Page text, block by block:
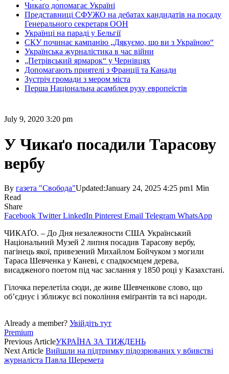
Чикаґо допомагає Україні
Представниці СФУЖО на дебатах кандидатів на посаду
Генерального секретаря ООН
Українці на параді у Бельгії
СКУ починає кампанію „Дякуємо, що ви з Україною“
Українська журналістика в час війни
„Петрівський ярмарок“ у Чернівцях
Допомагають приятелі з Франції та Канади
Зустріч громади з мером міста
Перша Національна асамблея руху европеїстів
July 9, 2020 3:20 pm
У Чикаґо посадили Тарасову
вербу
By газета "Свобода"Updated:January 24, 2025 4:25 pm1 Min
Read
Share
Facebook Twitter LinkedIn Pinterest Email Telegram WhatsApp
ЧИКАҐО. – До Дня незалежности США Український
Національний Музей 2 липня посадив Тарасову вербу,
пагінець якої, привезений Михайлом Бойчуком з могили
Тараса Шевченка у Каневі, є спадкоємцем дерева,
висадженого поетом під час заслання у 1850 році у Казахстані.
Гілочка перелетіла сюди, де живе Шевченкове слово, що
об’єднує і зближує всі покоління еміґрантів та всі народи.
Already a member? Увійдіть тут
Premium
Previous ArticleУКРАЇНА ЗА ТИЖДЕНЬ
Next Article Вийшли на підтримку підозрюваних у вбивстві
журналіста Павла Шеремета